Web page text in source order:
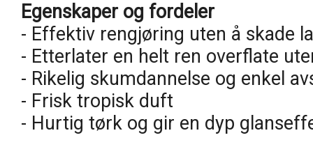
Egenskaper og fordeler
- Effektiv rengjøring uten å skade
- Etterlater en helt ren overflate
- Rikelig skumdannelse og enkel
- Frisk tropisk duft
- Hurtig tørk og gir en dyp